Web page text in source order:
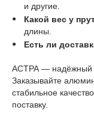
и другие.
Какой вес у
длины.
Есть ли
АСТРА — надёжный
Заказывайте
стабильное
поставку.